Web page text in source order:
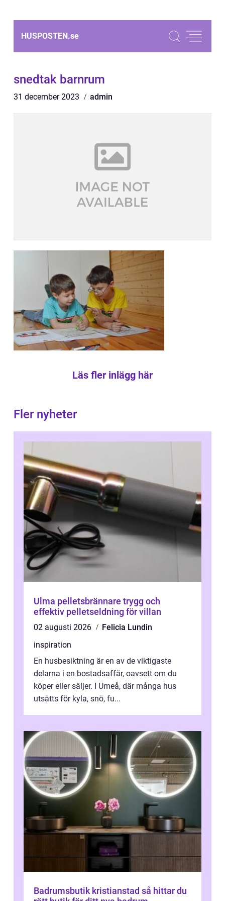
HUSPOSTEN.se
snedtak barnrum
31 december 2023 admin
Läs fler inlägg här
Fler nyheter
Ulma pelletsbrännare trygg och
effektiv pelletseldning för villan
02 augusti 2026
Felicia Lundin
inspiration
En husbesiktning är en av de viktigaste
delarna i en bostadsaffär, oavsett om du
köper eller säljer. I Umeå, där många hus
utsätts för kyla, snö, fu...
Badrumsbutik kristianstad så hittar du